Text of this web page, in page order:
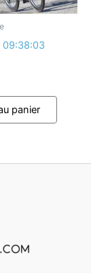
09:38:03
panier